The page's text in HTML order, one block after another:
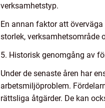
verksamhetstyp.
En annan faktor att
storlek, verksamhetsområde
5. Historisk genomgång av
Under de senaste åren har
arbetsmiljöproblem.
rättsliga åtgärder. De kan